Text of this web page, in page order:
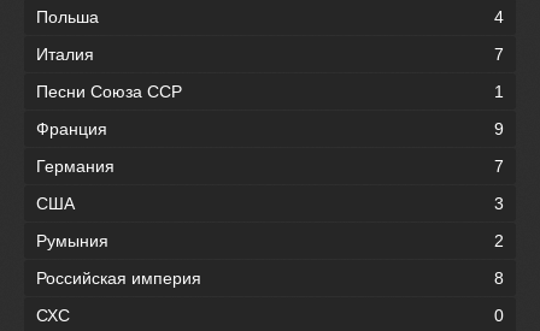
Польша
4
Италия
7
Песни Союза ССР
1
Франция
9
Германия
7
США
3
Румыния
2
Российская империя
8
СХС
0